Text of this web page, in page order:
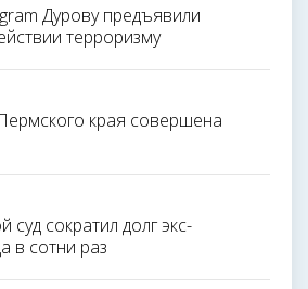
Дурову предъявили
терроризму
края совершена
суд сократил долг экс-
в сотни раз